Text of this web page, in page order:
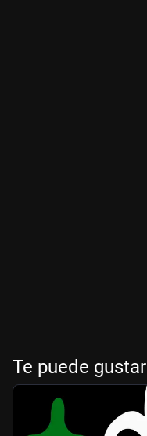
Te puede gustar